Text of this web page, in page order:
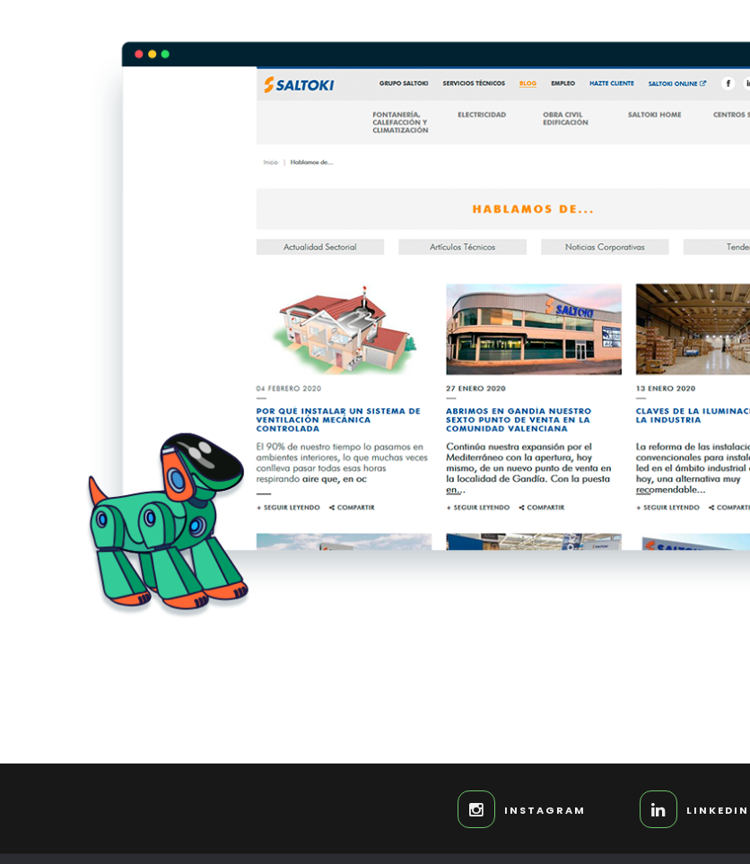
INSTAGRAM LINKEDIN